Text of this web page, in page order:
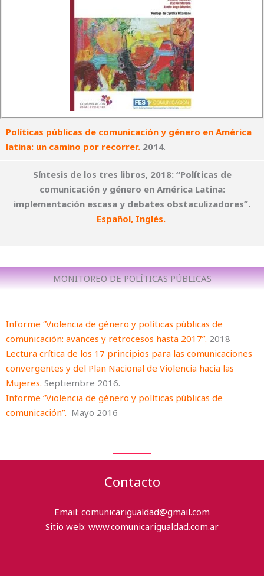
Políticas públicas de comunicación y género en América
latina: un camino por recorrer. 2014.
Síntesis de los tres libros, 2018: “Políticas de
comunicación y género en América Latina:
implementación escasa y debates obstaculizadores”.
Español, Inglés.
MONITOREO DE POLÍTICAS PÚBLICAS
Informe “Violencia de género y políticas públicas de
comunicación: avances y retrocesos hasta 2017”. 2018
Lectura crítica de los 17 principios para las comunicaciones
convergentes y del Plan Nacional de Violencia hacia las
Mujeres. Septiembre 2016.
Informe “Violencia de género y políticas públicas de
comunicación”. Mayo 2016
Contacto
Email: comunicarigualdad@gmail.com
Sitio web: www.comunicarigualdad.com.ar